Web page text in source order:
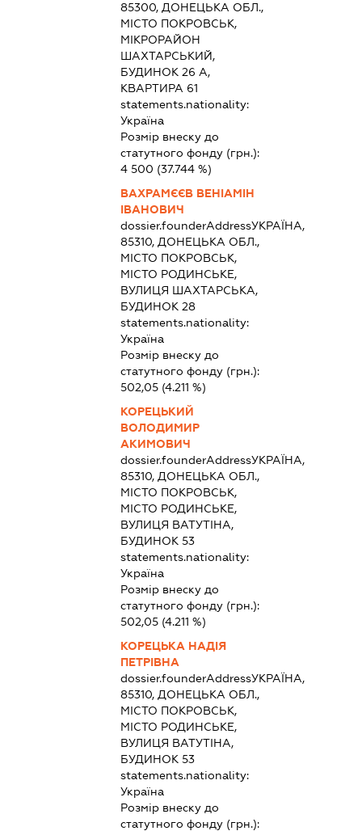
85300, ДОНЕЦЬКА ОБЛ.,
МІСТО ПОКРОВСЬК,
МІКРОРАЙОН
ШАХТАРСЬКИЙ,
БУДИНОК 26 А,
КВАРТИРА 61
statements.nationality:
Україна
Розмір внеску до
статутного фонду (грн.):
4 500 (37.744 %)
ВАХРАМЄЄВ ВЕНІАМІН
ІВАНОВИЧ
dossier.founderAddressУКРАЇНА,
85310, ДОНЕЦЬКА ОБЛ.,
МІСТО ПОКРОВСЬК,
МІСТО РОДИНСЬКЕ,
ВУЛИЦЯ ШАХТАРСЬКА,
БУДИНОК 28
statements.nationality:
Україна
Розмір внеску до
статутного фонду (грн.):
502,05(4.211 %)
КОРЕЦЬКИЙ
ВОЛОДИМИР
АКИМОВИЧ
dossier.founderAddressУКРАЇНА,
85310, ДОНЕЦЬКА ОБЛ.,
МІСТО ПОКРОВСЬК,
МІСТО РОДИНСЬКЕ,
ВУЛИЦЯ ВАТУТІНА,
БУДИНОК 53
statements.nationality:
Україна
Розмір внеску до
статутного фонду (грн.):
502,05(4.211 %)
КОРЕЦЬКА НАДІЯ
ПЕТРІВНА
dossier.founderAddressУКРАЇНА,
85310, ДОНЕЦЬКА ОБЛ.,
МІСТО ПОКРОВСЬК,
МІСТО РОДИНСЬКЕ,
ВУЛИЦЯ ВАТУТІНА,
БУДИНОК 53
statements.nationality:
Україна
Розмір внеску до
статутного фонду (грн.):